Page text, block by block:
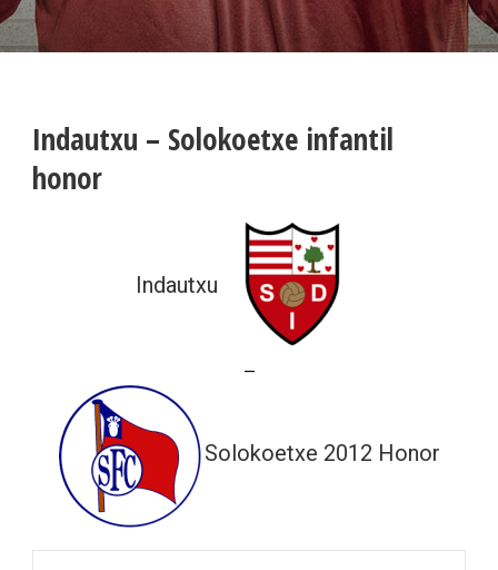
Indautxu – Solokoetxe infantil
honor
Indautxu
—
Solokoetxe 2012 Honor